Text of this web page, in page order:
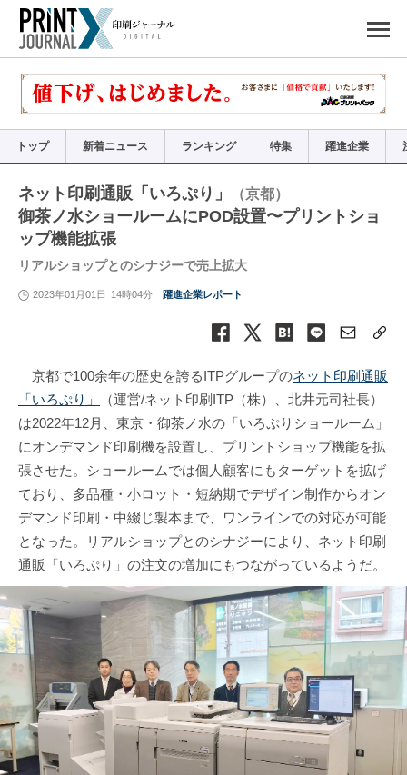
で
リ
トップ 新着ニュース ランキング 特集 躍進企業
ネット印刷通販「いろぷり」 （京都）
御茶ノ水ショールームにPOD設置〜プリントショ
ップ機能拡張
リアルショップとのシナジーで売上拡大
2023年01月01日 14時04分 躍進企業レポート
京都で100余年の歴史を誇るITPグループのネット印刷通販
「いろぷり」
（運営/ネット印刷ITP（株）、北井元司社長）
は2022年12月、東京・御茶ノ水の「いろぷりショールーム」
にオンデマンド印刷機を設置し、プリントショップ機能を拡
張させた。ショールームでは個人顧客にもターゲットを拡げ
ており、多品種・小ロット・短納期でデザイン制作からオン
デマンド印刷・中綴じ製本まで、ワンラインでの対応が可能
となった。リアルショップとのシナジーにより、ネット印刷
通販「いろぷり」の注文の増加にもつながっているようだ。